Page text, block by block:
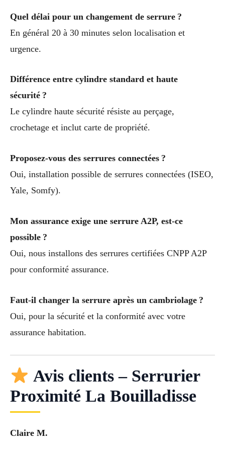
Quel délai pour un changement de serrure ?
En général 20 à 30 minutes selon localisation et
urgence.
Différence entre cylindre standard et haute
sécurité ?
Le cylindre haute sécurité résiste au perçage,
crochetage et inclut carte de propriété.
Proposez-vous des serrures connectées ?
Oui, installation possible de serrures connectées (ISEO,
Yale, Somfy).
Mon assurance exige une serrure A2P, est-ce
possible ?
Oui, nous installons des serrures certifiées CNPP A2P
pour conformité assurance.
Faut-il changer la serrure après un cambriolage ?
Oui, pour la sécurité et la conformité avec votre
assurance habitation.
Avis clients – Serrurier
Proximité La Bouilladisse
Claire M.